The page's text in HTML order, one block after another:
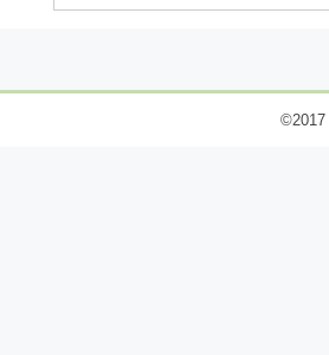
©2017